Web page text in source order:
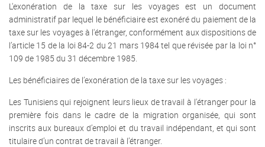
L'exonération de la taxe sur les voyages est un document
administratif par lequel le bénéficiaire est exonéré du paiement de la
taxe sur les voyages à l'étranger, conformément aux dispositions de
l’article 15 de la loi 84-2 du 21 mars 1984 tel que révisée par la loi n°
109 de 1985 du 31 décembre 1985.
Les bénéficiaires de l’exonération de la taxe sur les voyages :
Les Tunisiens qui rejoignent leurs lieux de travail à l'étranger pour la
première fois dans le cadre de la migration organisée, qui sont
inscrits aux bureaux d’emploi et du travail indépendant, et qui sont
titulaire d’un contrat de travail à l’étranger.